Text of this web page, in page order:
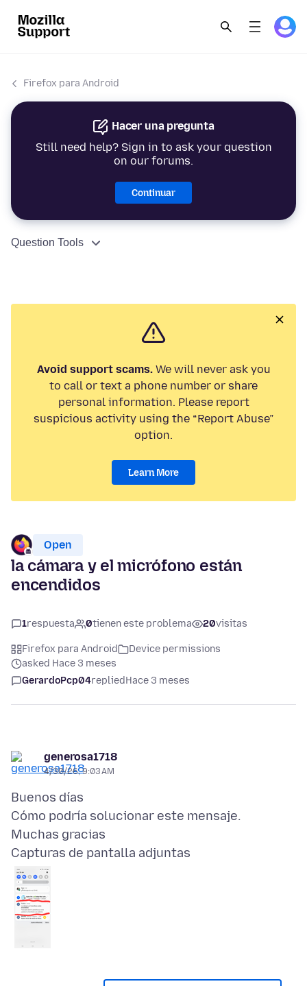
Firefox para Android
Hacer una pregunta
Still need help? Sign in to ask your question
on our forums.
Continuar
Question Tools
Avoid support scams.We will never ask you
to call or text a phone number or share
personal information. Please report
suspicious activity using the “Report Abuse”
option.
Learn More
Open
la cámara y el micrófono están
encendidos
1respuesta 0tienen este problema 20visitas
Firefox para Android
Device permissions
asked Hace 3 meses
GerardoPcp04repliedHace 3 meses
generosa1718
4/30/26, 9:03 AM
Buenos días
Cómo podría solucionar este mensaje.
Capturas de pantalla adjuntas